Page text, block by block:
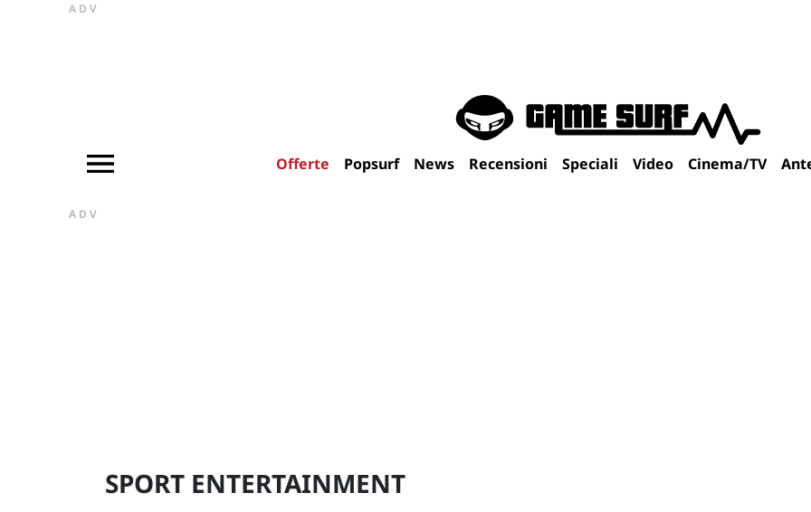
ADV
Offerte Popsurf News Recensioni Speciali Video Cinema/TV
ADV
SPORT ENTERTAINMENT